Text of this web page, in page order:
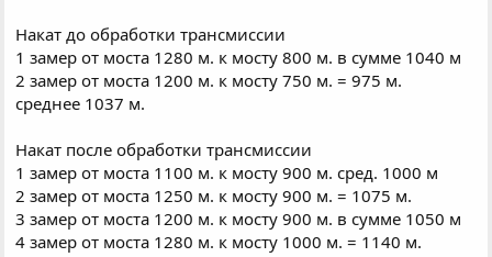
Накат до обработки трансмиссии
1 замер от моста 1280 м. к мосту 800 м. в сумме 1040 м
2 замер от моста 1200 м. к мосту 750 м. = 975 м.
среднее 1037 м.
Накат после обработки трансмиссии
1 замер от моста 1100 м. к мосту 900 м. сред. 1000 м
2 замер от моста 1250 м. к мосту 900 м. = 1075 м.
3 замер от моста 1200 м. к мосту 900 м. в сумме 1050 м
4 замер от моста 1280 м. к мосту 1000 м. = 1140 м.